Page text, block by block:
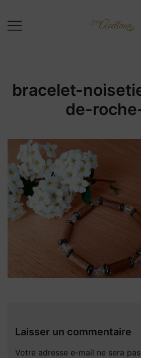
content
bracelet-
de-
Laisser un commentaire
Votre adresse e-mail ne sera